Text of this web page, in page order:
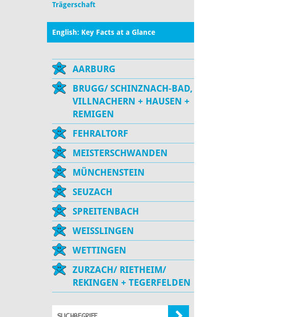
Trägerschaft
English: Key Facts at a Glance
AARBURG
BRUGG/ SCHINZNACH-BAD,
VILLNACHERN + HAUSEN +
REMIGEN
FEHRALTORF
MEISTERSCHWANDEN
MÜNCHENSTEIN
SEUZACH
SPREITENBACH
WEISSLINGEN
WETTINGEN
ZURZACH/ RIETHEIM/
REKINGEN + TEGERFELDEN